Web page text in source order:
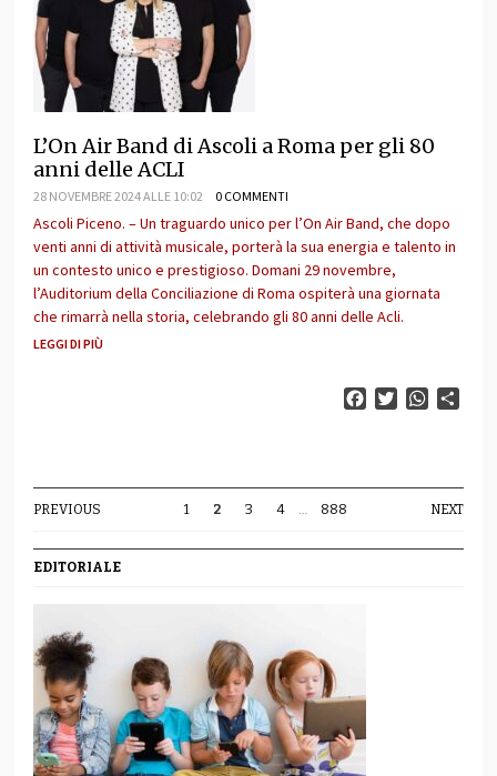
L’On Air Band di Ascoli a Roma per gli 80
anni delle ACLI
28 NOVEMBRE 2024 ALLE 10:02 0 COMMENTI
Ascoli Piceno. – Un traguardo unico per l’On Air Band, che dopo
venti anni di attività musicale, porterà la sua energia e talento in
un contesto unico e prestigioso. Domani 29 novembre,
l’Auditorium della Conciliazione di Roma ospiterà una giornata
che rimarrà nella storia, celebrando gli 80 anni delle Acli.
LEGGI DI PIÙ
FacebookTwitter
PREVIOUS 1 2 3 4 … 888 NEXT
EDITORIALE